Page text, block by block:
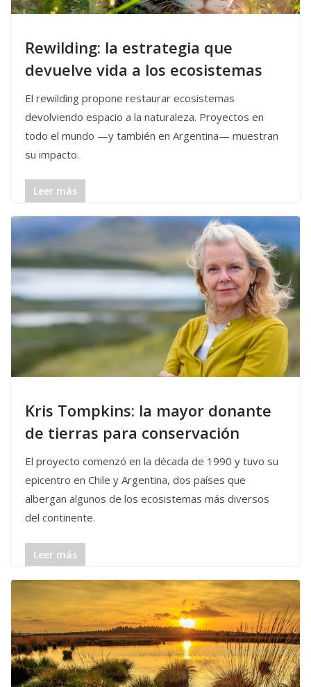
Rewilding: la estrategia que
devuelve vida a los ecosistemas
El rewilding propone restaurar ecosistemas
devolviendo espacio a la naturaleza. Proyectos en
todo el mundo —y también en Argentina— muestran
su impacto.
Leer más
Kris Tompkins: la mayor donante
de tierras para conservación
El proyecto comenzó en la década de 1990 y tuvo su
epicentro en Chile y Argentina, dos países que
albergan algunos de los ecosistemas más diversos
del continente.
Leer más